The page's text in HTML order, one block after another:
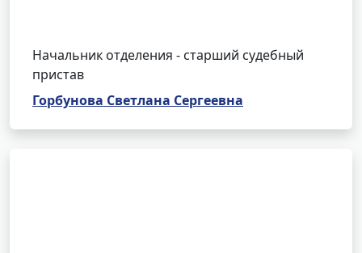
Начальник отделения - старший судебный
пристав
Горбунова Светлана Сергеевна